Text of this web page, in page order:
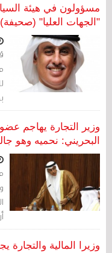
مسؤولون في هيئة
"الجهات العليا" (صحيفة)
وزير التجارة يهاجم
البحريني: نحميه وهو
وزيرا المالية والتجارة